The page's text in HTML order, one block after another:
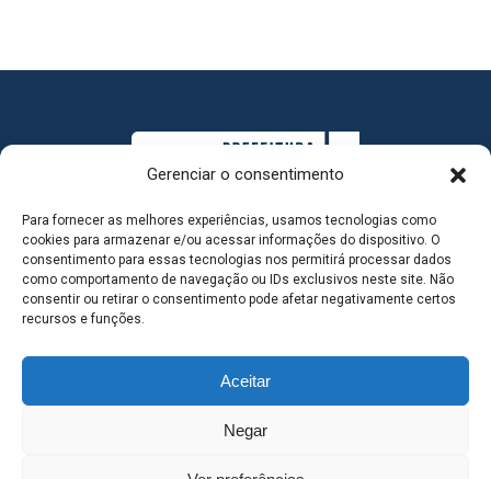
Gerenciar o consentimento
Para fornecer as melhores experiências, usamos tecnologias como
cookies para armazenar e/ou acessar informações do dispositivo. O
consentimento para essas tecnologias nos permitirá processar dados
como comportamento de navegação ou IDs exclusivos neste site. Não
consentir ou retirar o consentimento pode afetar negativamente certos
recursos e funções.
Aceitar
Negar
MAPA DO SITE
SEDE DO ADMINISTRATIVO MUNICIPAL - Avenida